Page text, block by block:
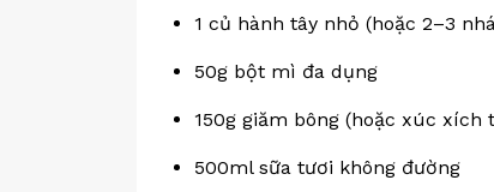
1 củ hành tây nhỏ (hoặc 2–3
50g bột mì đa dụng
150g giăm bông (hoặc xúc
500ml sữa tươi không đường